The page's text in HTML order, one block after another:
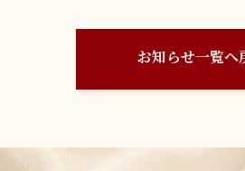
お知らせ一覧へ